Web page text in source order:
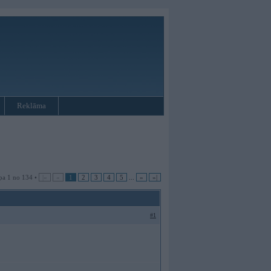
Reklāma
1 no 134 • |« « 1 2 3 4 5 » »|
#1